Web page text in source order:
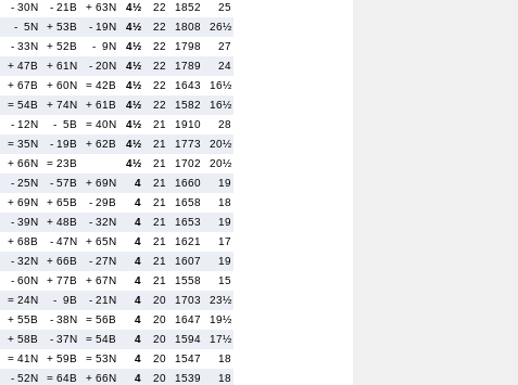
- 30N - 21B + 63N 4½ 22 1852
25
- 5N + 53B - 19N 4½ 22 1808
26½
- 33N + 52B - 9N 4½ 22 1798
27
+ 47B + 61N - 20N 4½ 22 1789
24
+ 67B + 60N = 42B 4½ 22 1643
16½
= 54B + 74N + 61B 4½ 22 1582
16½
- 12N - 5B = 40N 4½ 21 1910
28
= 35N - 19B + 62B 4½ 21 1773
20½
+ 66N = 23B 4½ 21 1702
20½
- 25N - 57B + 69N 4 21 1660
19
+ 69N + 65B - 29B 4 21 1658
18
- 39N + 48B - 32N 4 21 1653
19
+ 68B - 47N + 65N 4 21 1621
17
- 32N + 66B - 27N 4 21 1607
19
- 60N + 77B + 67N 4 21 1558
15
= 24N - 9B - 21N 4 20 1703
23½
+ 55B - 38N = 56B 4 20 1647
19½
+ 58B - 37N = 54B 4 20 1594
17½
= 41N + 59B = 53N 4 20 1547
18
- 52N = 64B + 66N 4 20 1539
18